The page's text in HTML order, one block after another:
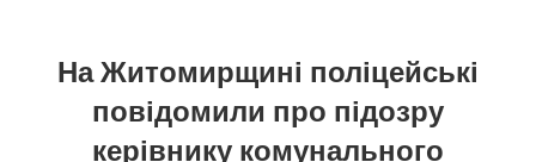
На Житомирщині поліцейські
повідомили про підозру
керівнику комунального